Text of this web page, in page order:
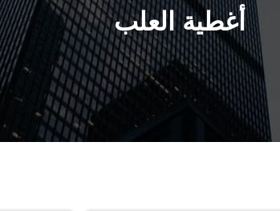
أغطية العلب